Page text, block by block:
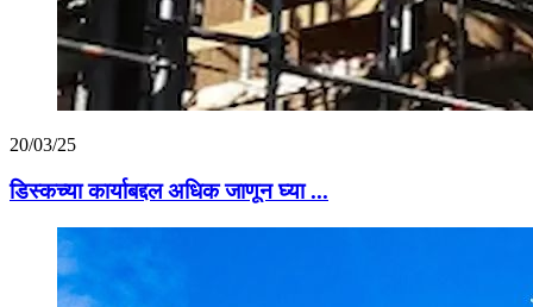
20/03/25
डिस्कच्या कार्याबद्दल अधिक जाणून घ्या ...